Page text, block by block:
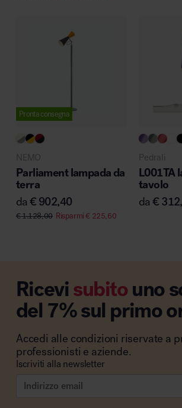
Pronta consegna
NEMO
Parliament lampada da
terra
da€ 902,40
€1.128,00 Risparmi€225,60
Pedrali
L001TA
tavolo
da€
Ricevisubitouno
del 7% sul primo
Accedi alle condizioni riservate a
professionisti e aziende.
Iscriviti alla newsletter